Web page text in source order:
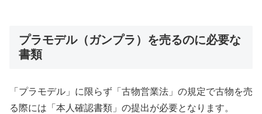
プラモデル（ガンプラ）を売るのに必要な
書類
「プラモデル」に限らず「古物営業法」の規定で古物を売
る際には「本人確認書類」の提出が必要となります。